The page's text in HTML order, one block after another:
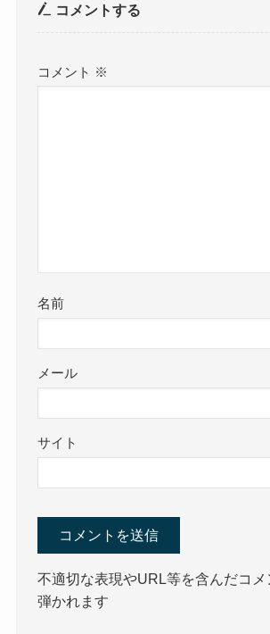
コメントする
コメント ※
名前
メール
サイト
不適切な表現やURL等を含んだコ
弾かれます